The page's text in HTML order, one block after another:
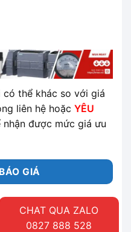
có thể khác so với giá
liên hệ hoặc YÊU
nhận được mức giá ưu
GIÁ
CHAT QUA ZALO
0827 888 528